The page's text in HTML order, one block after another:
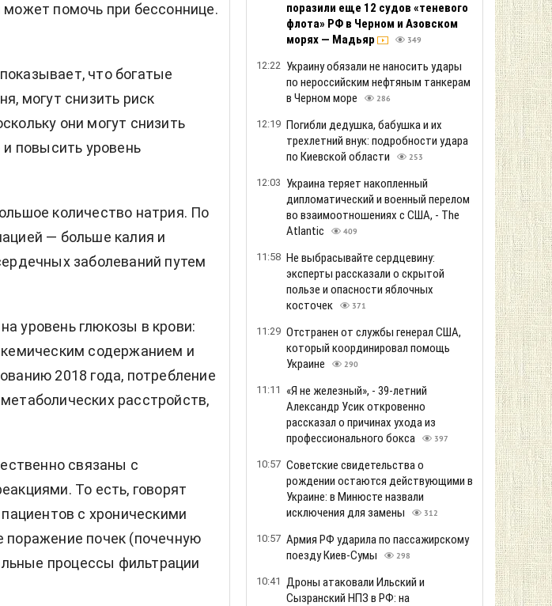
помочь при бессоннице.
что богатые
могут снизить риск
они могут снизить
повысить уровень
количество натрия. По
— больше калия и
заболеваний путем
уровень глюкозы в крови:
содержанием и
2018 года, потребление
расстройств,
связаны с
То есть, говорят
с хроническими
поражение почек (почечную
процессы фильтрации
поразили еще 12 судов «теневого
флота» РФ в Черном и Азовском
морях — Мадьяр
349
12:22 Украину обязали не наносить удары
по нероссийским нефтяным танкерам
в Черном море
286
12:19 Погибли дедушка, бабушка и их
трехлетний внук: подробности удара
по Киевской области
253
12:03 Украина теряет накопленный
дипломатический и военный перелом
во взаимоотношениях с США, - The
Atlantic
409
11:58 Не выбрасывайте сердцевину:
эксперты рассказали о скрытой
пользе и опасности яблочных
косточек
371
11:29 Отстранен от службы генерал США,
который координировал помощь
Украине
290
11:11
«Я не железный», - 39-летний
Александр Усик откровенно
рассказал о причинах ухода из
профессионального бокса
397
10:57 Советские свидетельства о
рождении остаются действующими в
Украине: в Минюсте назвали
исключения для замены
312
10:57 Армия РФ ударила по пассажирскому
поезду Киев-Сумы
298
10:41 Дроны атаковали Ильский и
Сызранский НПЗ в РФ: на